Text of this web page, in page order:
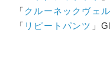
「 クルーネックヴェ
「 リピートパンツ 」